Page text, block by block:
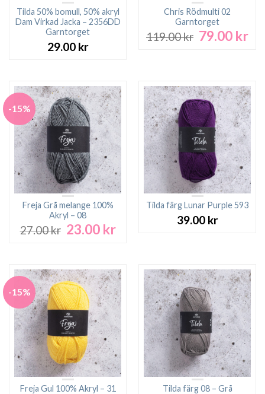
Tilda 50% bomull, 50% akryl
Dam Virkad Jacka – 2356DD
Garntorget
29.00 kr
Chris Rödmulti 02
Garntorget
119.00kr Det
79.00 kr
-15%
Freja Grå melange 100%
Akryl – 08
27.00kr Det
27.00 kr.
23.00 krDet
23.00 kr.
Tilda färg Lunar Purple 593
39.00 kr
-15%
Freja Gul 100% Akryl – 31
Tilda färg 08 – Grå